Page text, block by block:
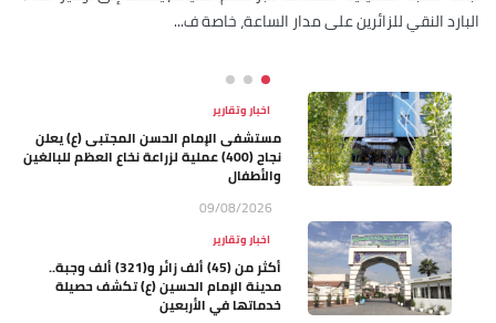
الإمامين العسكريين (عليهما السلام)، "هذا اليوم تشرفنا أنا وإخواني خدام
اخبار وتقارير
مستشفى الإمام الحسن المجتبى (ع) يعلن
نجاح (400) عملية لزراعة نخاع العظم للبالغين
والأطفال
09/08/2026
اخبار وتقارير
أكثر من (45) ألف زائر و(321) ألف وجبة..
مدينة الإمام الحسين (ع) تكشف حصيلة
خدماتها في الأربعين